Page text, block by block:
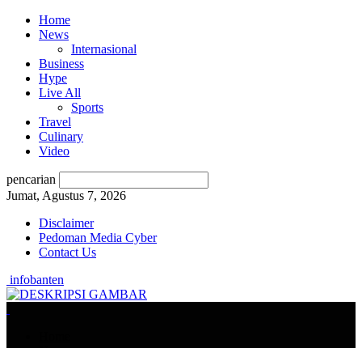
Home
News
Internasional
Business
Hype
Live All
Sports
Travel
Culinary
Video
pencarian
Jumat, Agustus 7, 2026
Disclaimer
Pedoman Media Cyber
Contact Us
infobanten